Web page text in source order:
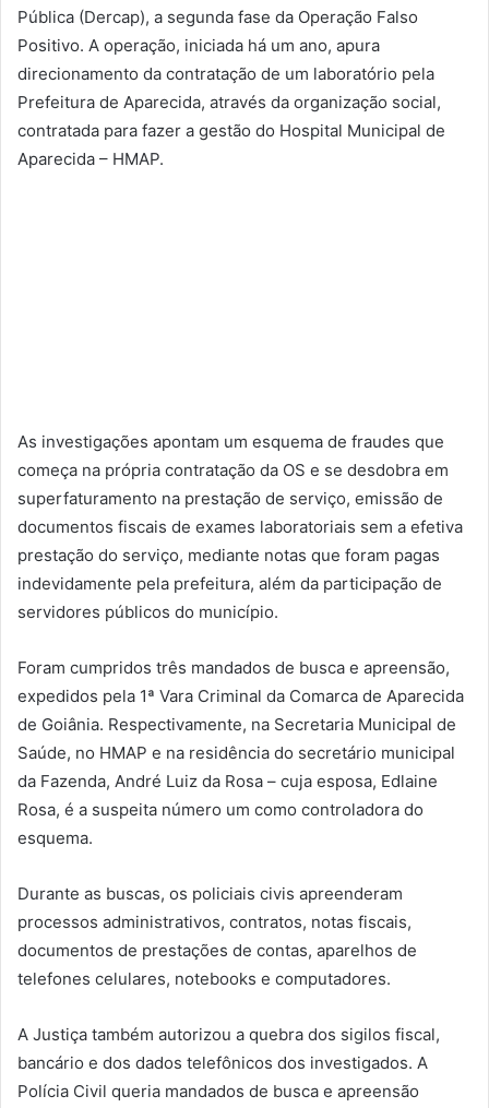
Pública (Dercap), a segunda fase da Operação Falso
Positivo. A operação, iniciada há um ano, apura
direcionamento da contratação de um laboratório pela
Prefeitura de Aparecida, através da organização social,
contratada para fazer a gestão do Hospital Municipal de
Aparecida – HMAP.
As investigações apontam um esquema de fraudes que
começa na própria contratação da OS e se desdobra em
superfaturamento na prestação de serviço, emissão de
documentos fiscais de exames laboratoriais sem a efetiva
prestação do serviço, mediante notas que foram pagas
indevidamente pela prefeitura, além da participação de
servidores públicos do município.
Foram cumpridos três mandados de busca e apreensão,
expedidos pela 1ª Vara Criminal da Comarca de Aparecida
de Goiânia. Respectivamente, na Secretaria Municipal de
Saúde, no HMAP e na residência do secretário municipal
da Fazenda, André Luiz da Rosa – cuja esposa, Edlaine
Rosa, é a suspeita número um como controladora do
esquema.
Durante as buscas, os policiais civis apreenderam
processos administrativos, contratos, notas fiscais,
documentos de prestações de contas, aparelhos de
telefones celulares, notebooks e computadores.
A Justiça também autorizou a quebra dos sigilos fiscal,
bancário e dos dados telefônicos dos investigados. A
Polícia Civil queria mandados de busca e apreensão